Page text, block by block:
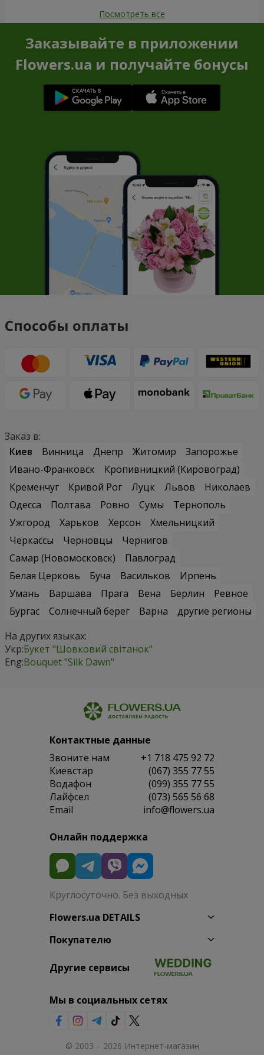
Посмотреть все
Заказывайте в приложении
Flowers.ua и получайте бонусы
Способы оплаты
Заказ в:
Киев
Винница Днепр Житомир
Запорожье
Ивано-Франковск
Кропивницкий (Кировоград)
Кременчуг
Кривой Рог Луцк Львов
Николаев
Одесса
Полтава Ровно Сумы
Тернополь
Ужгород
Харьков Херсон
Хмельницкий
Черкассы
Черновцы
Чернигов
Самар (Новомосковск)
Павлоград
Белая Церковь
Буча Васильков
Ирпень
Умань
Варшава Прага Вена Берлин
Ревное
Бургас
Солнечный берег Варна
другие регионы
На других языках:
Укр:Букет "Шовковий світанок"
Eng:Bouquet "Silk Dawn"
Контактные данные
Звоните нам
+1 718 475 92 72
Киевстар
(067) 355 77 55
Водафон
(099) 355 77 55
Лайфсел
(073) 565 56 68
Email
info@flowers.ua
Онлайн поддержка
Круглосуточно. Без выходных
Flowers.ua DETAILS
Покупателю
Другие сервисы
Мы в социальных сетях
© 2003 – 2026 Интернет-магазин